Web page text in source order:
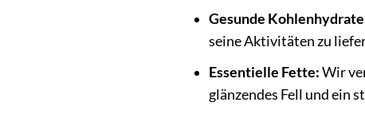
Gesunde
seine Aktivitäten zu
Essentielle Fette:Wir
glänzendes Fell und ein